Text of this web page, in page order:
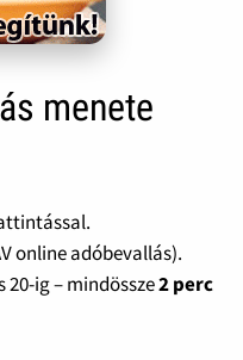
menete
online adóbevallás).
ig – mindössze2 perc